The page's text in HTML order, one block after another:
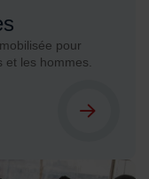
pour
et les hommes.